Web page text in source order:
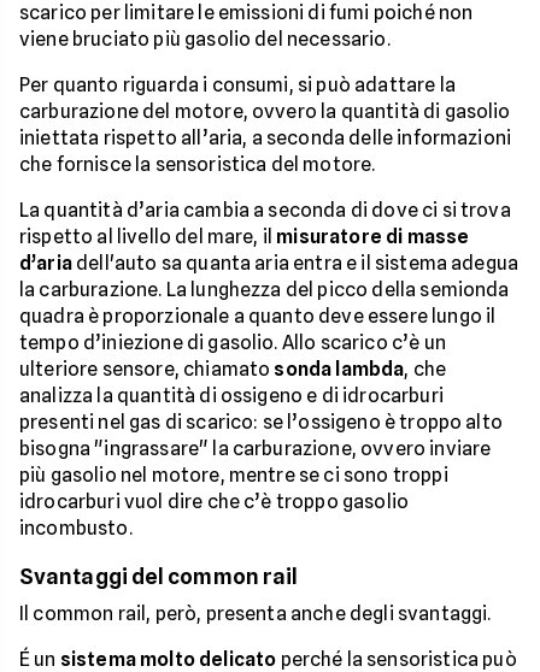
scarico per limitare le emissioni di fumi poiché non
viene bruciato più gasolio del necessario.
Per quanto riguarda i consumi, si può adattare la
carburazione del motore, ovvero la quantità di gasolio
iniettata rispetto all’aria, a seconda delle informazioni
che fornisce la sensoristica del motore.
La quantità d’aria cambia a seconda di dove ci si trova
rispetto al livello del mare, il misuratore di masse
d’ariadell'auto sa quanta aria entra e il sistema adegua
la carburazione. La lunghezza del picco della semionda
quadra è proporzionale a quanto deve essere lungo il
tempo d’iniezione di gasolio. Allo scarico c’è un
ulteriore sensore, chiamato sonda lambda, che
analizza la quantità di ossigeno e di idrocarburi
presenti nel gas di scarico: se l’ossigeno è troppo alto
bisogna "ingrassare" la carburazione, ovvero inviare
più gasolio nel motore, mentre se ci sono troppi
idrocarburi vuol dire che c’è troppo gasolio
incombusto.
Svantaggi del common rail
Il common rail, però, presenta anche degli svantaggi.
É un sistema molto delicato perché la sensoristica può